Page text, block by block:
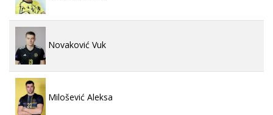
Novaković Vuk
Milošević Aleksa